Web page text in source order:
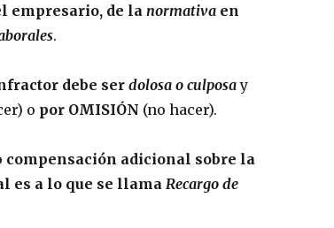
empresario, de la normativaen
.
debe ser dolosa o culposay
o por OMISIÓN (no hacer).
compensación adicional sobre la
es a lo que se llama Recargo de